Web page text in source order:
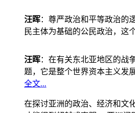
汪晖：尊严政治和平等政治的
民主体为基础的公民政治，这
汪晖：在有关东北亚地区的战
题，它是整个世界资本主义发
全文...
在探讨亚洲的政治、经济和文